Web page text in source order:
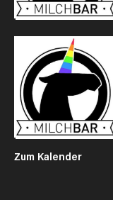
Zum Kalender